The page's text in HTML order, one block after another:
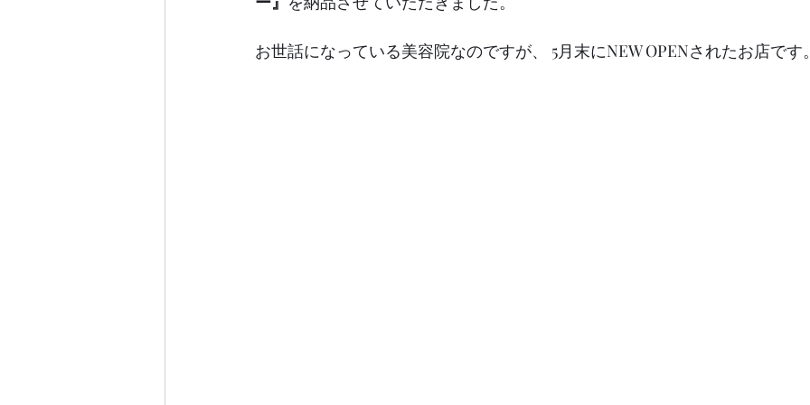
お世話になっている美容院なのですが、 5月末にNEW OPENされたお店です